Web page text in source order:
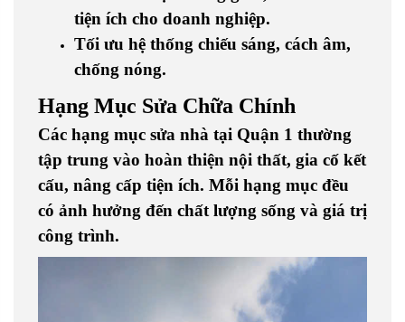
tiện ích cho doanh nghiệp.
Tối ưu hệ thống chiếu sáng, cách âm,
chống nóng.
Hạng Mục Sửa Chữa Chính
Các hạng mục sửa nhà tại Quận 1 thường
tập trung vào hoàn thiện nội thất, gia cố kết
cấu, nâng cấp tiện ích. Mỗi hạng mục đều
có ảnh hưởng đến chất lượng sống và giá trị
công trình.